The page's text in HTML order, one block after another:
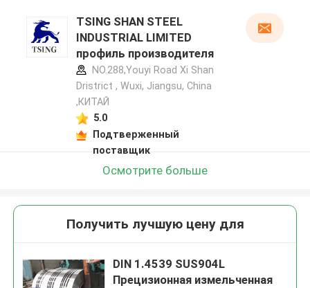
TSING SHAN STEEL
INDUSTRIAL LIMITED
профиль производителя
NO.288,Youyi Road Xi Shan
Dristrict , Wuxi, Jiangsu, China
,КИТАЙ
5.0
Подтверженный
поставщик
Осмотрите больше
Получить лучшую цену для
DIN 1.4539 SUS904L
Прецизионная измельченная